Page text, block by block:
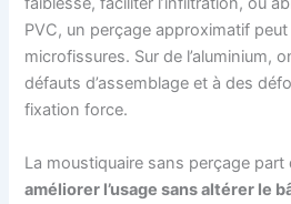
PVC, un perçage approximatif
microfissures. Sur de l’aluminium,
défauts d’assemblage et à des
fixation force.
La moustiquaire sans perçage part
améliorer l’usage sans altérer le